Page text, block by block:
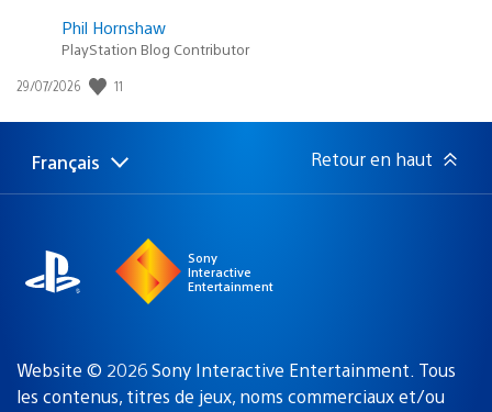
Phil Hornshaw
PlayStation Blog Contributor
Date
publication
29/07/2026 11
Choisir
Région
Français Retour en haut
Sony
Interactive
Entertainment
Website © 2026 Sony Interactive Entertainment. Tous
les contenus, titres de jeux, noms commerciaux et/ou